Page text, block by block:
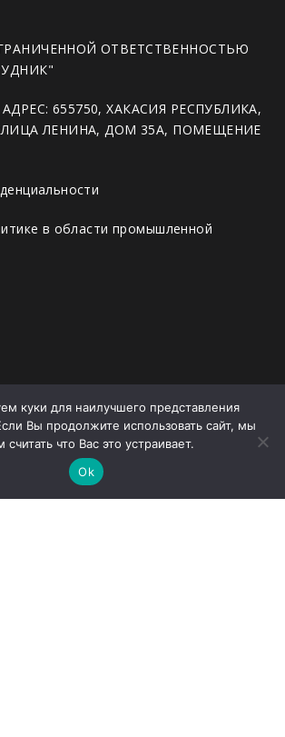
ОТВЕТСТВЕННОСТЬЮ
655750, ХАКАСИЯ РЕСПУБЛИКА,
ЛЕНИНА, ДОМ 35А, ПОМЕЩЕНИЕ
в области промышленной
куки для наилучшего представления
Вы продолжите использовать сайт, мы
считать что Вас это устраивает.
Ok